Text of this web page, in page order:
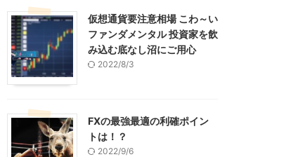
仮想通貨要注意相場 こわ～い
ファンダメンタル 投資家を飲
み込む底なし沼にご用心
2022/8/3
FXの最強最適の利確ポイン
トは！？
2022/9/6